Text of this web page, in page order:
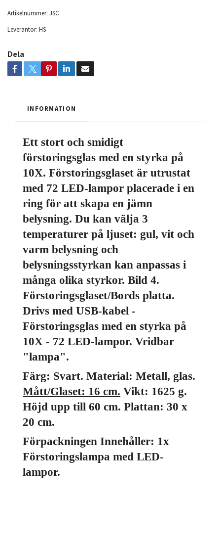
Artikelnummer: JSC
Leverantör: HS
Dela
INFORMATION
Ett stort och smidigt
förstoringsglas med en styrka på
10X. Förstoringsglaset är utrustat
med 72 LED-lampor placerade i en
ring för att skapa en jämn
belysning. Du kan välja 3
temperaturer på ljuset: gul, vit och
varm belysning och
belysningsstyrkan kan anpassas i
många olika styrkor. Bild 4.
Förstoringsglaset/Bords platta.
Drivs med USB-kabel -
Förstoringsglas med en styrka på
10X - 72 LED-lampor. Vridbar
"lampa".
Färg: Svart. Material: Metall, glas.
Mått/Glaset: 16 cm. Vikt: 1625 g.
Höjd upp till 60 cm. Plattan: 30 x
20 cm.
Förpackningen Innehåller: 1x
Förstoringslampa med LED-
lampor.